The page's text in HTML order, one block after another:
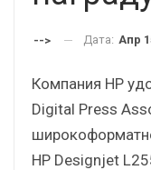
--> Дата: Апр
Компания НР
Digital Press
HP Designjet